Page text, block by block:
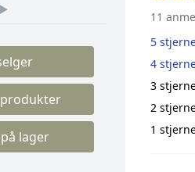
lager
11
5
4
3
2
1